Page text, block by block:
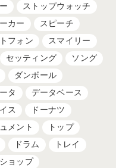
ストップウォッチ
カー
スピーチ
フォン
スマイリー
セッティング
ソング
ダンボール
タ
データベース
ス
ドーナツ
メント
トップ
ドラム
トレイ
ョップ